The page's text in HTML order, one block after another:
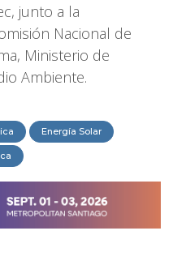
junto a la
Nacional de
Ministerio de
Ambiente.
Energía Solar